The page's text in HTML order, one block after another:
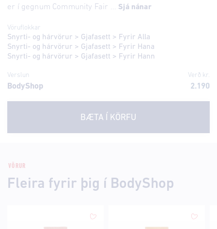
er í gegnum Community Fair ... Sjá nánar
Vöruflokkar
Snyrti- og hárvörur > Gjafasett > Fyrir Alla
Snyrti- og hárvörur > Gjafasett > Fyrir Hana
Snyrti- og hárvörur > Gjafasett > Fyrir Hann
Verslun Verð kr.
BodyShop 2.190
BÆTA Í KÖRFU
VÖRUR
Fleira fyrir þig í BodyShop